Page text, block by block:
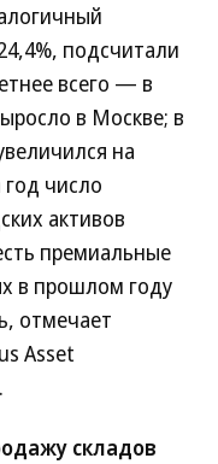
подсчитали
всего — в
в Москве; в
на
число
активов
премиальные
в прошлом году
отмечает
Asset
складов